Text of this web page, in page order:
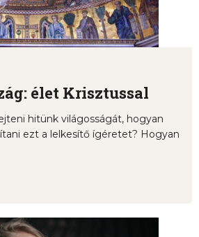
élet Krisztussal
hitünk világosságát, hogyan
ezt a lelkesítő ígéretet? Hogyan